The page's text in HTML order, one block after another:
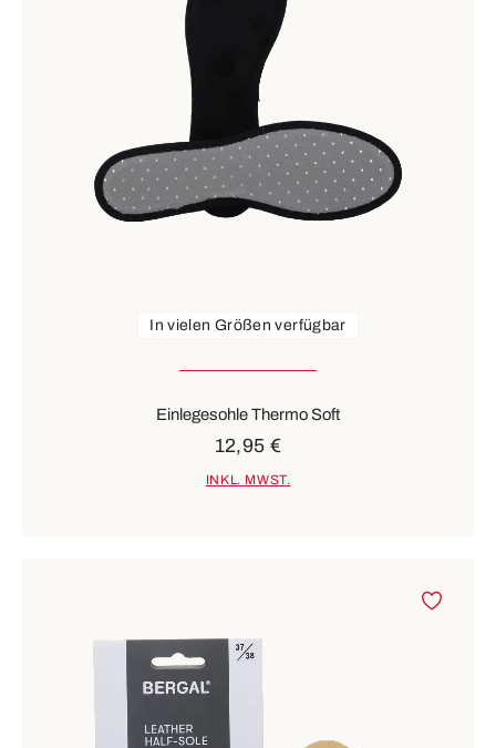
In vielen Größen verfügbar
Einlegesohle Thermo Soft
12,95 €
INKL. MWST.